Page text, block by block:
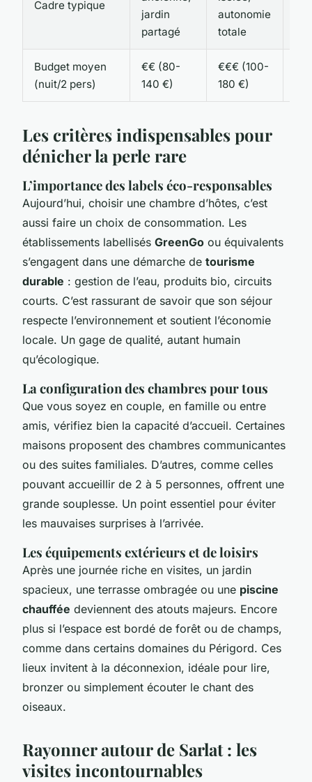
Cadre typique
jardin
partagé
autonomie
totale
Budget moyen
(nuit/2 pers)
€€ (80-
140 €)
€€€ (100-
180 €)
Les critères indispensables pour
dénicher la perle rare
L’importance des labels éco-responsables
Aujourd’hui, choisir une chambre d’hôtes, c’est
aussi faire un choix de consommation. Les
établissements labellisés GreenGo ou équivalents
s’engagent dans une démarche de tourisme
durable : gestion de l’eau, produits bio, circuits
courts. C’est rassurant de savoir que son séjour
respecte l’environnement et soutient l’économie
locale. Un gage de qualité, autant humain
qu’écologique.
La configuration des chambres pour tous
Que vous soyez en couple, en famille ou entre
amis, vérifiez bien la capacité d’accueil. Certaines
maisons proposent des chambres communicantes
ou des suites familiales. D’autres, comme celles
pouvant accueillir de 2 à 5 personnes, offrent une
grande souplesse. Un point essentiel pour éviter
les mauvaises surprises à l’arrivée.
Les équipements extérieurs et de loisirs
Après une journée riche en visites, un jardin
spacieux, une terrasse ombragée ou une piscine
chauffée deviennent des atouts majeurs. Encore
plus si l’espace est bordé de forêt ou de champs,
comme dans certains domaines du Périgord. Ces
lieux invitent à la déconnexion, idéale pour lire,
bronzer ou simplement écouter le chant des
oiseaux.
Rayonner autour de Sarlat : les
visites incontournables